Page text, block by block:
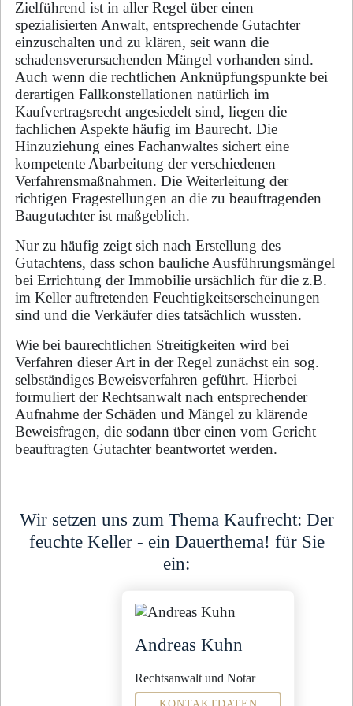
Zielführend ist in aller Regel über einen
spezialisierten Anwalt, entsprechende Gutachter
einzuschalten und zu klären, seit wann die
schadensverursachenden Mängel vorhanden sind.
Auch wenn die rechtlichen Anknüpfungspunkte bei
derartigen Fallkonstellationen natürlich im
Kaufvertragsrecht angesiedelt sind, liegen die
fachlichen Aspekte häufig im Baurecht. Die
Hinzuziehung eines Fachanwaltes sichert eine
kompetente Abarbeitung der verschiedenen
Verfahrensmaßnahmen. Die Weiterleitung der
richtigen Fragestellungen an die zu beauftragenden
Baugutachter ist maßgeblich.
Nur zu häufig zeigt sich nach Erstellung des
Gutachtens, dass schon bauliche Ausführungsmängel
bei Errichtung der Immobilie ursächlich für die z.B.
im Keller auftretenden Feuchtigkeitserscheinungen
sind und die Verkäufer dies tatsächlich wussten.
Wie bei baurechtlichen Streitigkeiten wird bei
Verfahren dieser Art in der Regel zunächst ein sog.
selbständiges Beweisverfahren geführt. Hierbei
formuliert der Rechtsanwalt nach entsprechender
Aufnahme der Schäden und Mängel zu klärende
Beweisfragen, die sodann über einen vom Gericht
beauftragten Gutachter beantwortet werden.
Wir setzen uns zum Thema Kaufrecht: Der
feuchte Keller - ein Dauerthema! für Sie
ein:
Andreas Kuhn
Rechtsanwalt und Notar